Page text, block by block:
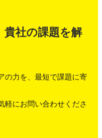
社の課題を解
の力を、最短で課題に寄
軽にお問い合わせくださ